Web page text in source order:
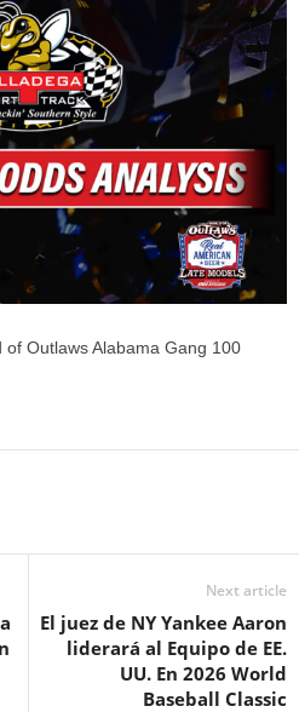
Outlaws Alabama Gang 100
Next article
El juez de NY Yankee Aaron
liderará al Equipo de EE.
UU. En 2026 World
Baseball Classic